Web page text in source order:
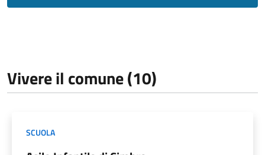
Vivere il comune (10)
SCUOLA